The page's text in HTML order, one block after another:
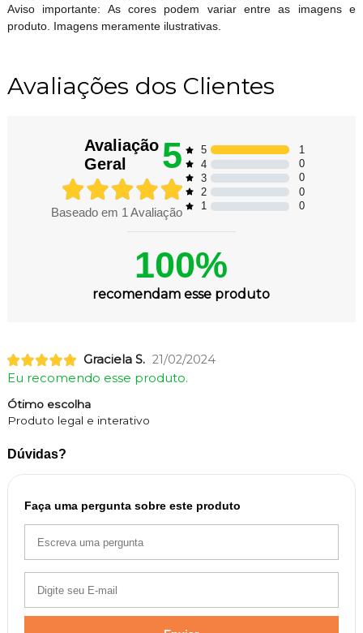
Aviso importante: As cores podem variar entre as imagens e
produto. Imagens meramente ilustrativas.
Avaliações dos Clientes
Avaliação
Geral
5
Baseado em 1Avaliação
5
1
4
0
3
0
2
0
1
0
100%
recomendam esse produto
Graciela S. 21/02/2024
Eu recomendo esse produto.
Ótimo escolha
Produto legal e interativo
Dúvidas?
Faça uma pergunta sobre este produto